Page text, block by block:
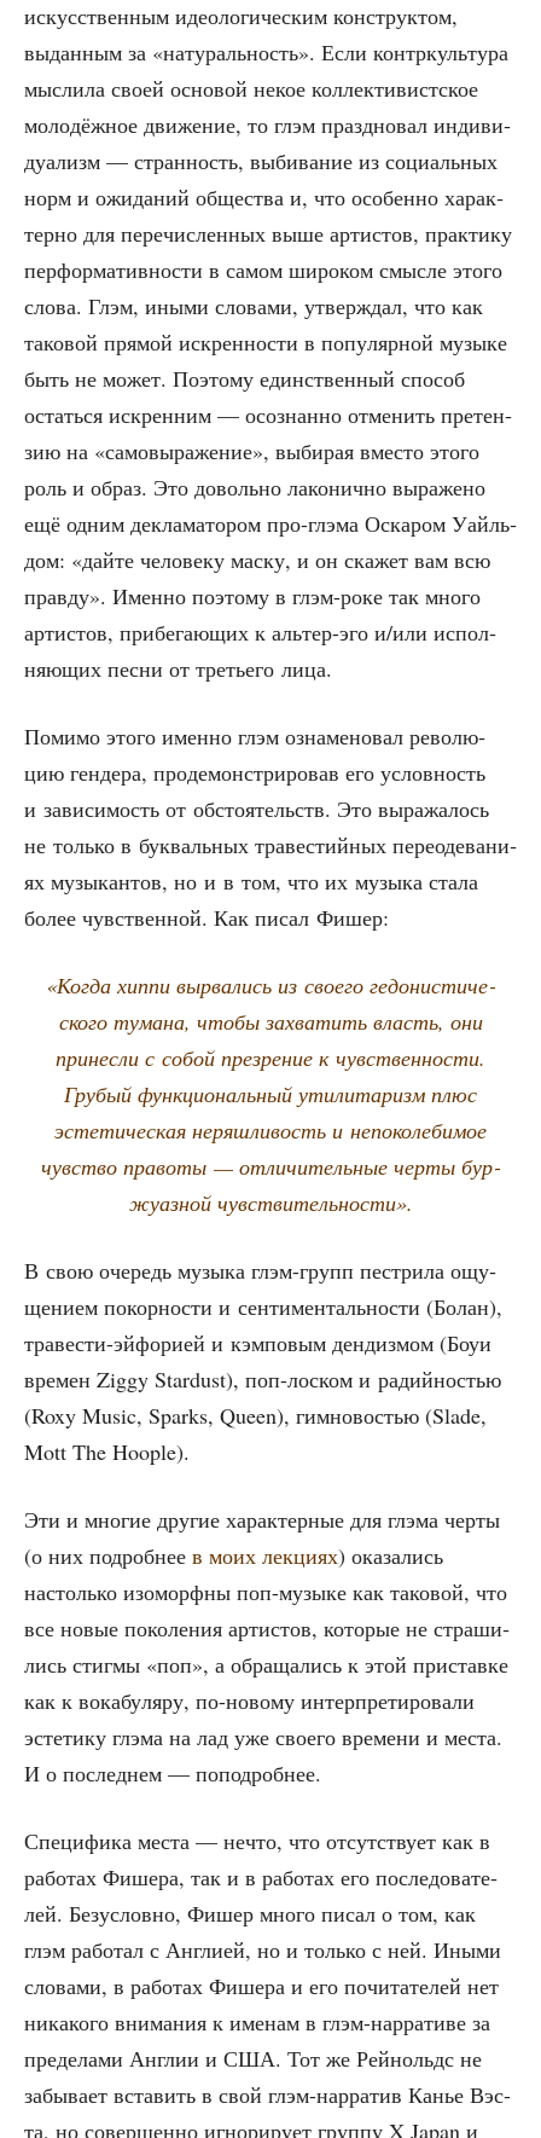
искус­ствен­ным идео­ло­ги­че­ским кон­струк­том,
выдан­ным за «нату­раль­ность». Если кон­тр­куль­ту­ра
мыс­ли­ла сво­ей осно­вой некое кол­лек­ти­вист­ское
моло­дёж­ное дви­же­ние, то глэм празд­но­вал инди­ви­
ду­а­лизм — стран­ность, выби­ва­ние из соци­аль­ных
норм и ожи­да­ний обще­ства и, что осо­бен­но харак­
тер­но для пере­чис­лен­ных выше арти­стов, прак­ти­ку
пер­фор­ма­тив­но­сти в самом широ­ком смыс­ле это­го
сло­ва. Глэм, ины­ми сло­ва­ми, утвер­ждал, что как
тако­вой пря­мой искрен­но­сти в попу­ляр­ной музы­ке
быть не может. Поэто­му един­ствен­ный спо­соб
остать­ся искрен­ним — осо­знан­но отме­нить пре­тен­
зию на «само­вы­ра­же­ние», выби­рая вме­сто это­го
роль и образ. Это доволь­но лако­нич­но выра­же­но
ещё одним декла­ма­то­ром про-глэ­ма Оска­ром Уайль­
дом: «дай­те чело­ве­ку мас­ку, и он ска­жет вам всю
прав­ду». Имен­но поэто­му в глэм-роке так мно­го
арти­стов, при­бе­га­ю­щих к аль­тер-эго и/или испол­
ня­ю­щих пес­ни от тре­тье­го лица.
Поми­мо это­го имен­но глэм озна­ме­но­вал рево­лю­
цию ген­де­ра, про­де­мон­стри­ро­вав его услов­ность
и зави­си­мость от обсто­я­тельств. Это выра­жа­лось
не толь­ко в бук­валь­ных тра­ве­стий­ных пере­оде­ва­ни­
ях музы­кан­тов, но и в том, что их музы­ка ста­ла
более чув­ствен­ной. Как писал Фишер:
«Когда хип­пи вырва­лись из сво­е­го гедо­ни­сти­че­
ско­го тума­на, что­бы захва­тить власть, они
при­нес­ли с собой пре­зре­ние к чув­ствен­но­сти.
Гру­бый функ­ци­о­наль­ный ути­ли­та­ризм плюс
эсте­ти­че­ская неряш­ли­вость и непо­ко­ле­би­мое
чув­ство право­ты — отли­чи­тель­ные чер­ты бур­
жу­аз­ной чувствительности».
В свою оче­редь музы­ка глэм-групп пест­ри­ла ощу­
ще­ни­ем покор­но­сти и сен­ти­мен­таль­но­сти (Болан),
тра­ве­сти-эйфо­ри­ей и кэм­по­вым ден­диз­мом (Боуи
вре­мен Ziggy Stardust), поп-лос­ком и радий­но­стью
(Roxy Music, Sparks, Queen), гим­но­во­стью (Slade,
Mott The Hoople).
Эти и мно­гие дру­гие харак­тер­ные для глэ­ма чер­ты
(о них подроб­нее в моих лек­ци­ях) ока­за­лись
настоль­ко изо­морф­ны поп-музы­ке как тако­вой, что
все новые поко­ле­ния арти­стов, кото­рые не стра­ши­
лись стиг­мы «поп», а обра­ща­лись к этой при­став­ке
как к вока­бу­ля­ру, по-ново­му интер­пре­ти­ро­ва­ли
эсте­ти­ку глэ­ма на лад уже сво­е­го вре­ме­ни и места.
И о послед­нем — поподробнее.
Спе­ци­фи­ка места — нечто, что отсут­ству­ет как в
рабо­тах Фише­ра, так и в рабо­тах его после­до­ва­те­
лей. Без­услов­но, Фишер мно­го писал о том, как
глэм рабо­тал с Англи­ей, но и толь­ко с ней. Ины­ми
сло­ва­ми, в рабо­тах Фише­ра и его почи­та­те­лей нет
ника­ко­го вни­ма­ния к име­нам в глэм-нар­ра­ти­ве за
пре­де­ла­ми Англии и США. Тот же Рей­нольдс не
забы­ва­ет вста­вить в свой глэм-нар­ра­тив Канье Вэс­
та, но совер­шен­но игно­ри­ру­ет груп­пу X Japan и